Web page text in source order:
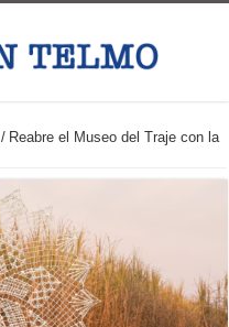
/ Reabre el Museo del Traje con la